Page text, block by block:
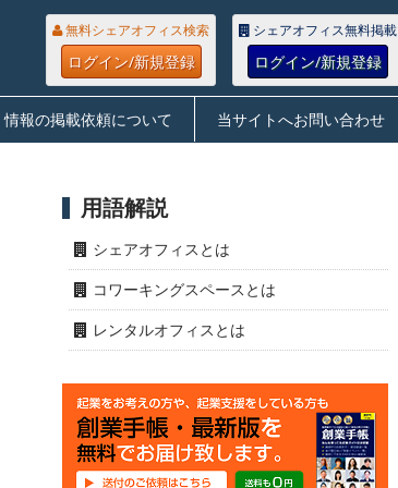
無料シェアオフィス検索
ログイン/新規登録
シェアオフィス無料掲載
ログイン/新規登録
情報の掲載依頼について 当サイトへお問い合わせ
用語解説
シェアオフィスとは
コワーキングスペースとは
レンタルオフィスとは